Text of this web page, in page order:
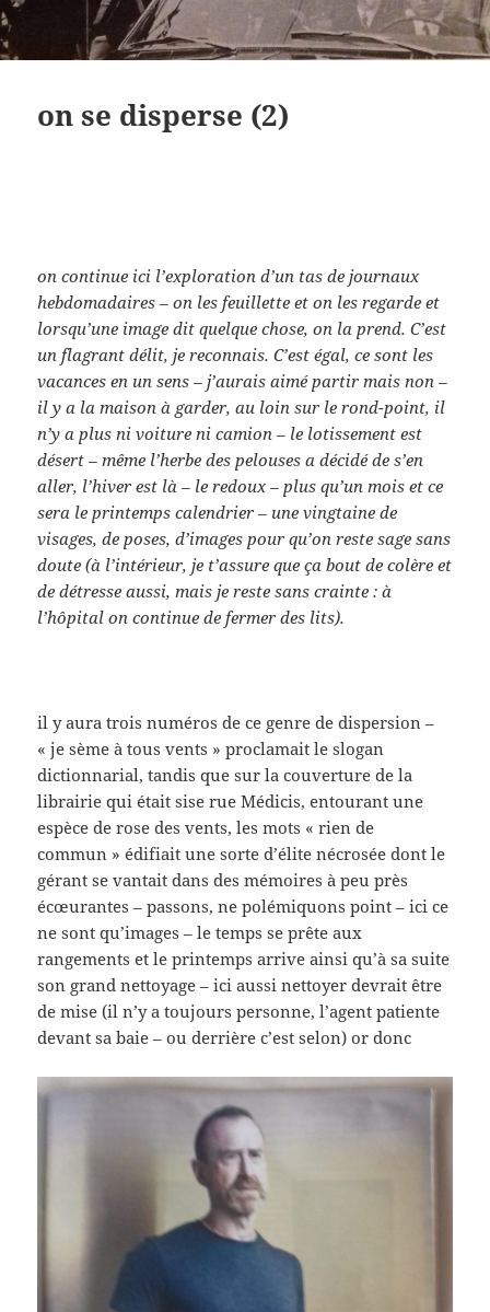
on se disperse (2)
on continue ici l’exploration d’un tas de journaux
hebdomadaires – on les feuillette et on les regarde et
lorsqu’une image dit quelque chose, on la prend. C’est
un flagrant délit, je reconnais. C’est égal, ce sont les
vacances en un sens – j’aurais aimé partir mais non –
il y a la maison à garder, au loin sur le rond-point, il
n’y a plus ni voiture ni camion – le lotissement est
désert – même l’herbe des pelouses a décidé de s’en
aller, l’hiver est là – le redoux – plus qu’un mois et ce
sera le printemps calendrier – une vingtaine de
visages, de poses, d’images pour qu’on reste sage sans
doute (à l’intérieur, je t’assure que ça bout de colère et
de détresse aussi, mais je reste sans crainte : à
l’hôpital on continue de fermer des lits).
il y aura trois numéros de ce genre de dispersion –
« je sème à tous vents » proclamait le slogan
dictionnarial, tandis que sur la couverture de la
librairie qui était sise rue Médicis, entourant une
espèce de rose des vents, les mots « rien de
commun » édifiait une sorte d’élite nécrosée dont le
gérant se vantait dans des mémoires à peu près
écœurantes – passons, ne polémiquons point – ici ce
ne sont qu’images – le temps se prête aux
rangements et le printemps arrive ainsi qu’à sa suite
son grand nettoyage – ici aussi nettoyer devrait être
de mise (il n’y a toujours personne, l’agent patiente
devant sa baie – ou derrière c’est selon) or donc